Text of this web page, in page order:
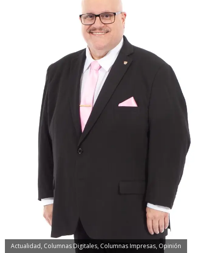
Actualidad Columnas Digitales, Columnas Impresas, Opinión